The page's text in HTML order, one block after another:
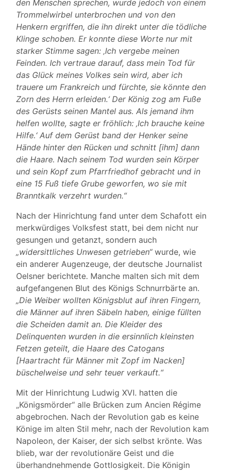
den Menschen sprechen, wurde jedoch von einem
Trommelwirbel unterbrochen und von den
Henkern ergriffen, die ihn direkt unter die tödliche
Klinge schoben. Er konnte diese Worte nur mit
starker Stimme sagen: ‚Ich vergebe meinen
Feinden. Ich vertraue darauf, dass mein Tod für
das Glück meines Volkes sein wird, aber ich
trauere um Frankreich und fürchte, sie könnte den
Zorn des Herrn erleiden.‘ Der König zog am Fuße
des Gerüsts seinen Mantel aus. Als jemand ihm
helfen wollte, sagte er fröhlich: ‚Ich brauche keine
Hilfe.‘ Auf dem Gerüst band der Henker seine
Hände hinter den Rücken und schnitt [ihm] dann
die Haare. Nach seinem Tod wurden sein Körper
und sein Kopf zum Pfarrfriedhof gebracht und in
eine 15 Fuß tiefe Grube geworfen, wo sie mit
Branntkalk verzehrt wurden.“
Nach der Hinrichtung fand unter dem Schafott ein
merkwürdiges Volksfest statt, bei dem nicht nur
gesungen und getanzt, sondern auch
„widersittliches Unwesen getrieben“wurde, wie
ein anderer Augenzeuge, der deutsche Journalist
Oelsner berichtete. Manche malten sich mit dem
aufgefangenen Blut des Königs Schnurrbärte an.
„Die Weiber wollten Königsblut auf ihren Fingern,
die Männer auf ihren Säbeln haben, einige füllten
die Scheiden damit an. Die Kleider des
Delinquenten wurden in die ersinnlich kleinsten
Fetzen geteilt, die Haare des Catogans
[Haartracht für Männer mit Zopf im Nacken]
büschelweise und sehr teuer verkauft.“
Mit der Hinrichtung Ludwig XVI. hatten die
„Königsmörder“ alle Brücken zum Ancien Régime
abgebrochen. Nach der Revolution gab es keine
Könige im alten Stil mehr, nach der Revolution kam
Napoleon, der Kaiser, der sich selbst krönte. Was
blieb, war der revolutionäre Geist und die
überhandnehmende Gottlosigkeit. Die Königin